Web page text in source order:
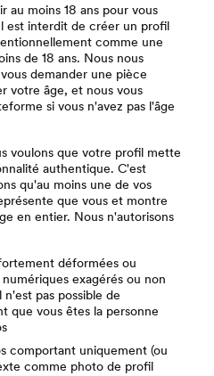
au moins 18 ans pour vous
est interdit de créer un profil
comme une
de 18 ans. Nous nous
demander une pièce
votre âge, et nous vous
si vous n'avez pas l'âge
voulons que votre profil mette
authentique. C'est
qu'au moins une de vos
que vous et montre
en entier. Nous n'autorisons
déformées ou
exagérés ou non
pas possible de
que vous êtes la personne
comportant uniquement (ou
comme photo de profil